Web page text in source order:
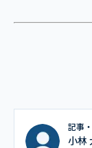
記事
小林